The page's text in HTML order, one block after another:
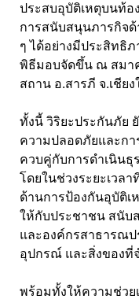
ประสบอุบัติเหตุบนท้อ
การสนับสนุนภารกิจ
ๆ ได้อย่างมีประสิทธิ
พิธีมอบจัดขึ้น ณ สมา
สถาน อ.สารภี จ.เชียง
ทั้งนี้ วิริยะประกันภัย
ความปลอดภัยและกา
ควบคู่กับการดำเนินธุ
โดยในช่วงระยะเวล
ด้านการป้องกันอุบัติเ
ให้กับประชาชน สนับ
และองค์กรสาธารณ
อุปกรณ์ และสิ่งของที่
พร้อมทั้งให้ความช่ว